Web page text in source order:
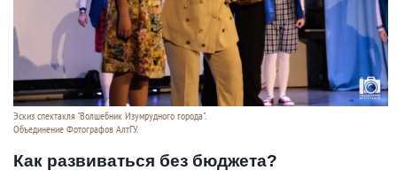
Эскиз спектакля "Волшебник Изумрудного города".
Объединение Фотографов АлтГУ.
Как развиваться без бюджета?